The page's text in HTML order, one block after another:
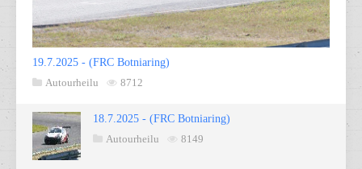
19.7.2025 - (FRC Botniaring)
Autourheilu
8712
18.7.2025 - (FRC Botniaring)
Autourheilu
8149